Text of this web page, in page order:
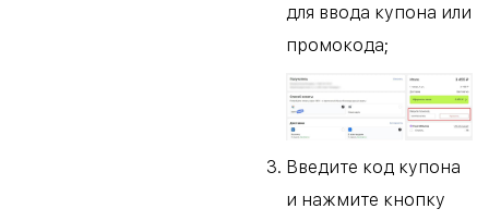
для ввода купона или
промокода;
Введите код купона
и нажмите кнопку